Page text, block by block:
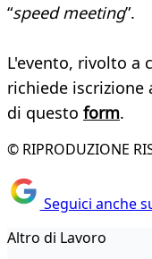
“speed meeting”.
L'evento, rivolto a
richiede
di questo form.
© RIPRODUZIONE
Seguici anche
Altro di Lavoro